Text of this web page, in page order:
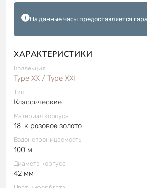
На данные часы предоставляется
ХАРАКТЕРИСТИКИ
Коллекция
Type XX / Type XXI
Тип
Классические
Материал корпуса
18-к розовое золото
Водонепроницаемость
100 м
Диаметр корпуса
42 мм